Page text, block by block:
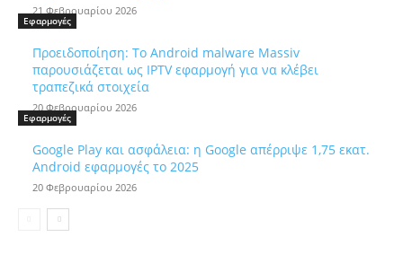
21 Φεβρουαρίου 2026
Εφαρμογές
Προειδοποίηση: Το Android malware Massiv
παρουσιάζεται ως IPTV εφαρμογή για να κλέβει
τραπεζικά στοιχεία
20 Φεβρουαρίου 2026
Εφαρμογές
Google Play και ασφάλεια: η Google απέρριψε 1,75 εκατ.
Android εφαρμογές το 2025
20 Φεβρουαρίου 2026